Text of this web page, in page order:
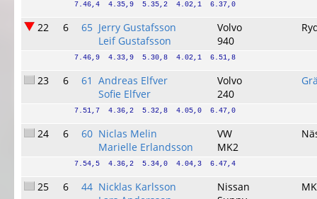
7.46,4  4.35,9  5.35,2  4.02,1  6.37,0
22 6 65 Jerry Gustafsson
Leif Gustafsson
Volvo
940
7.46,9  4.33,9  5.30,8  4.02,1  6.51,8
23 6 61 Andreas Elfver
Sofie Elfver
Volvo
240
7.51,7  4.36,2  5.32,8  4.05,0  6.47,0
24 6 60 Niclas Melin
Marielle Erlandsson
VW
MK2
7.54,5  4.36,2  5.34,0  4.04,3  6.47,4
25 6 44 Nicklas Karlsson
Nissan